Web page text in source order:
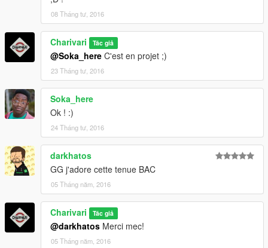
08 Tháng tư, 2016
Charivari Tác giả
@Soka_here C'est en projet ;)
23 Tháng tư, 2016
Soka_here
Ok ! :)
24 Tháng tư, 2016
darkhatos
GG j'adore cette tenue BAC
05 Tháng năm, 2016
Charivari Tác giả
@darkhatos Merci mec!
05 Tháng năm, 2016